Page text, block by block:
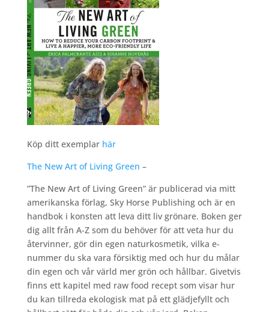
Köp ditt exemplar här
The New Art of Living Green –
”The New Art of Living Green” är publicerad via mitt
amerikanska förlag, Sky Horse Publishing och är en
handbok i konsten att leva ditt liv grönare. Boken ger
dig allt från A-Z som du behöver för att veta hur du
återvinner, gör din egen naturkosmetik, vilka e-
nummer du ska vara försiktig med och hur du målar
din egen och vår värld mer grön och hållbar. Givetvis
finns ett kapitel med raw food recept som visar hur
du kan tillreda ekologisk mat på ett glädjefyllt och